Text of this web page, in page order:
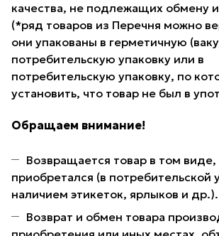
качества, не подлежащих обмену
(*ряд товаров из Перечня можно
они упакованы в герметичную
потребительскую упаковку или в
потребительскую упаковку, по
установить, что товар не был в
Обращаем внимание!
Возвращается товар в том
приобретался (в потребительской
наличием этикеток, ярлыков и др.).
Возврат и обмен товара